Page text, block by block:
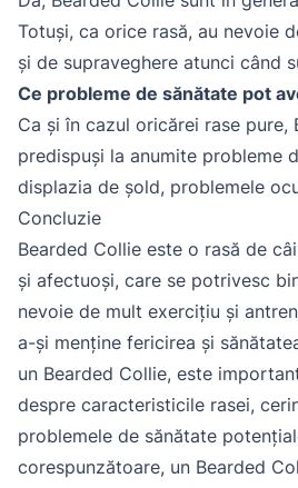
Totuși, ca orice rasă, au nevoie
și de supraveghere atunci când
Ce probleme de sănătate pot
Ca și în cazul oricărei rase pure,
predispuși la anumite probleme
displazia de șold, problemele
Concluzie
Bearded Collie este o rasă de
și afectuoși, care se potrivesc
nevoie de mult exercițiu și
a-și menține fericirea și
un Bearded Collie, este
despre caracteristicile rasei,
problemele de sănătate
corespunzătoare, un Bearded